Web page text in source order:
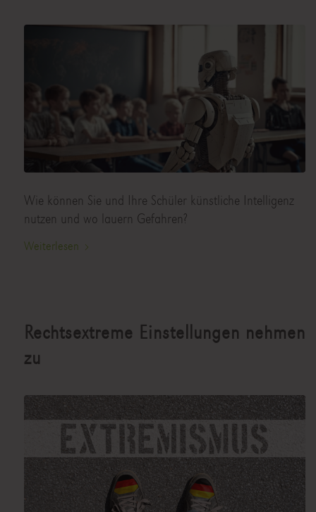
Wie können Sie und Ihre Schüler künstliche Intelligenz
nutzen und wo lauern Gefahren?
Weiterlesen
Rechtsextreme Einstellungen nehmen
zu